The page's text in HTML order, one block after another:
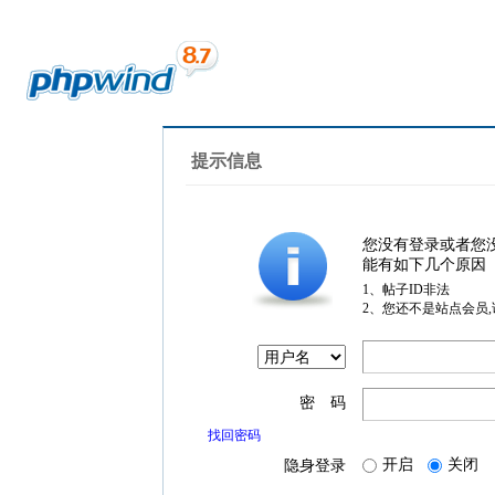
提示信息
您没有登录或者您
能有如下几个原因
1、帖子ID非法
2、您还不是站点会员
密 码
找回密码
隐身登录 开启 关闭